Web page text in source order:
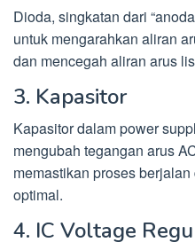
Dioda, singkatan dari
untuk mengarahkan aliran
dan mencegah aliran arus
3. Kapasitor
Kapasitor dalam power
mengubah tegangan arus
memastikan proses
optimal.
4. IC Voltage